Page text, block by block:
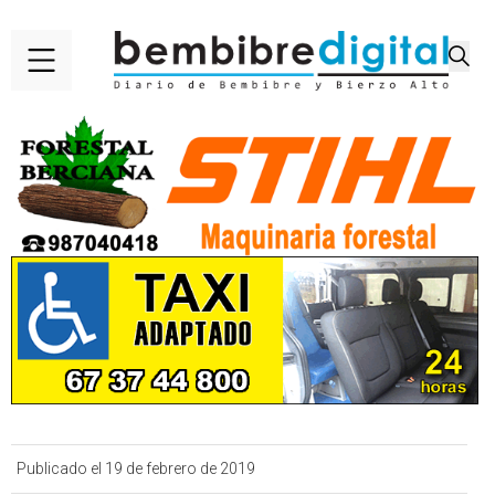
Publicado el 19 de febrero de 2019